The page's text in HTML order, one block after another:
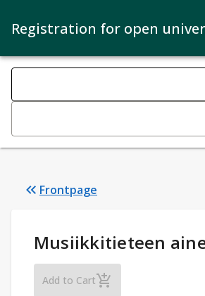
Registration for open
Search filters
Frontpage
Study Details:
Musiikkitieteen
Add to CartMusiikkitieteen